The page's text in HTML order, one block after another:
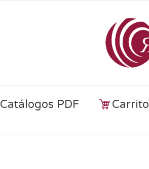
Catálogos PDF Carrito